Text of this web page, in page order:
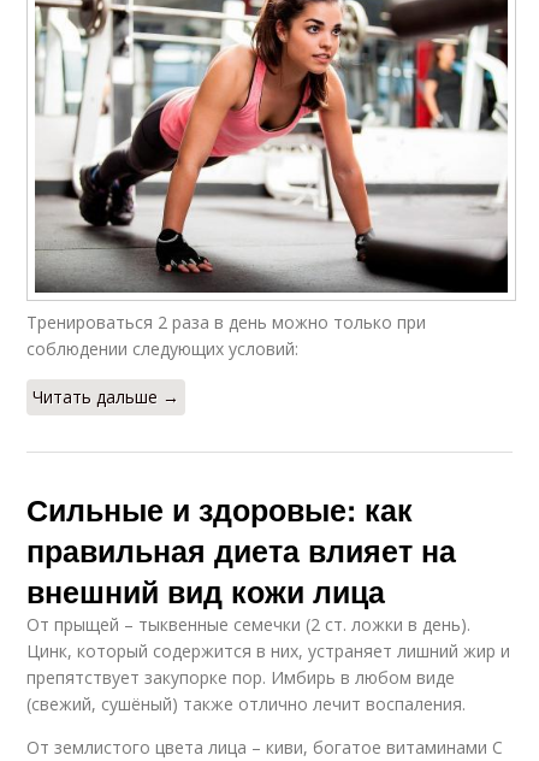
Продукты при диете
Разрешенные
продукты
Запрещенные
продукты
Тренироваться 2 раза в день можно только при
соблюдении следующих условий:
Читать дальше →
Сильные и здоровые: как
правильная диета влияет на
внешний вид кожи лица
От прыщей – тыквенные семечки (2 ст. ложки в день).
Цинк, который содержится в них, устраняет лишний жир и
препятствует закупорке пор. Имбирь в любом виде
(свежий, сушёный) также отлично лечит воспаления.
От землистого цвета лица – киви, богатое витаминами С